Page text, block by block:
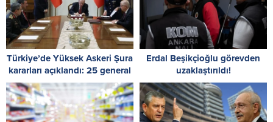
Türkiye’de Yüksek Askeri Şura
kararları açıklandı: 25 general
ve amiral terfi etti
Erdal Beşikçioğlu görevden
uzaklaştırıldı!